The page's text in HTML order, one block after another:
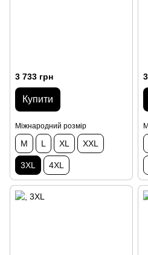
3 733 грн
Купити
Міжнародний розмір
M L XL XXL
3XL 4XL